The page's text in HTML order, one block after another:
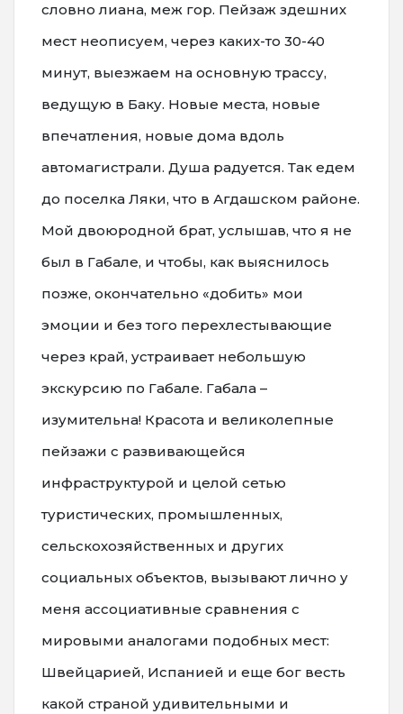
словно лиана, меж гор. Пейзаж здешних
мест неописуем, через каких-то 30-40
минут, выезжаем на основную трассу,
ведущую в Баку. Новые места, новые
впечатления, новые дома вдоль
автомагистрали. Душа радуется. Так едем
до поселка Ляки, что в Агдашском районе.
Мой двоюродной брат, услышав, что я не
был в Габале, и чтобы, как выяснилось
позже, окончательно «добить» мои
эмоции и без того перехлестывающие
через край, устраивает небольшую
экскурсию по Габале. Габала –
изумительна! Красота и великолепные
пейзажи с развивающейся
инфраструктурой и целой сетью
туристических, промышленных,
сельскохозяйственных и других
социальных объектов, вызывают лично у
меня ассоциативные сравнения с
мировыми аналогами подобных мест:
Швейцарией, Испанией и еще бог весть
какой страной удивительными и